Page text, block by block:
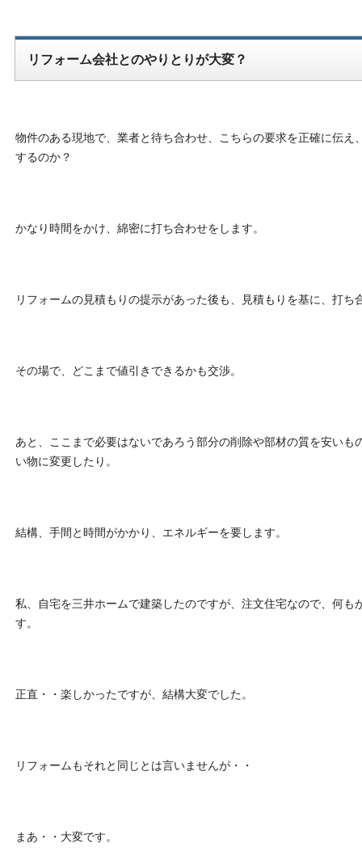
リフォーム会社とのやりとりが大変？
物件のある現地で、業者と待ち合わせ、こちらの要求を正確に伝え
するのか？
かなり時間をかけ、綿密に打ち合わせをします。
リフォームの見積もりの提示があった後も、見積もりを基に、打ち
その場で、どこまで値引きできるかも交渉。
あと、ここまで必要はないであろう部分の削除や部材の質を安いも
い物に変更したり。
結構、手間と時間がかかり、エネルギーを要します。
私、自宅を三井ホームで建築したのですが、注文住宅なので、何も
す。
正直・・楽しかったですが、結構大変でした。
リフォームもそれと同じとは言いませんが・・
まあ・・大変です。